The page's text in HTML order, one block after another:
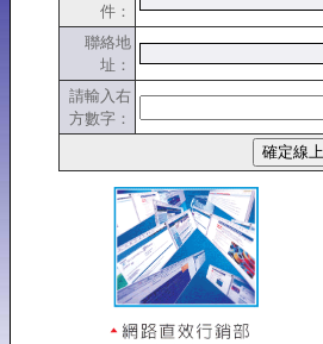
件：
聯絡地
址：
請輸入右
方數字：